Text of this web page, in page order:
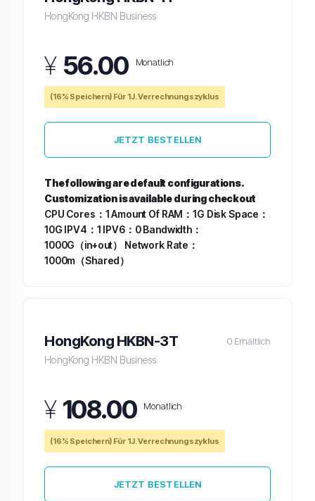
HongKong HKBN Business
¥ 56.00 Monatlich
(16% Speichern) Für 1J. Verrechnungszyklus
JETZT BESTELLEN
The following are default configurations.
Customization is available during checkout
CPU Cores：1Amount Of RAM：1G Disk Space：
10G IPV4：1 IPV6：0Bandwidth：
1000G（in+out）
Network Rate：
1000m（Shared）
HongKong HKBN-3T 0 Erhältlich
HongKong HKBN Business
¥ 108.00 Monatlich
(16% Speichern) Für 1J. Verrechnungszyklus
JETZT BESTELLEN